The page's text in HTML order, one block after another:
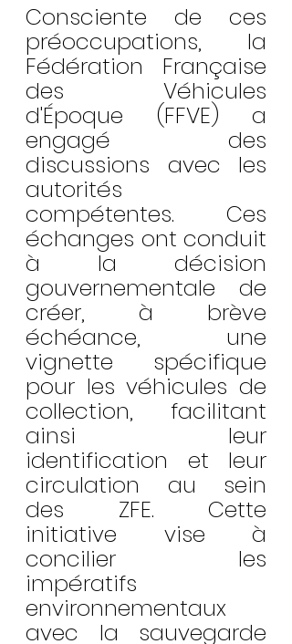
Consciente de ces
préoccupations, la
Fédération Française
des Véhicules
d'Époque (FFVE) a
engagé des
discussions avec les
autorités
compétentes. Ces
échanges ont conduit
à la décision
gouvernementale de
créer, à brève
échéance, une
vignette spécifique
pour les véhicules de
collection, facilitant
ainsi leur
identification et leur
circulation au sein
des ZFE. Cette
initiative vise à
concilier les
impératifs
environnementaux
avec la sauvegarde